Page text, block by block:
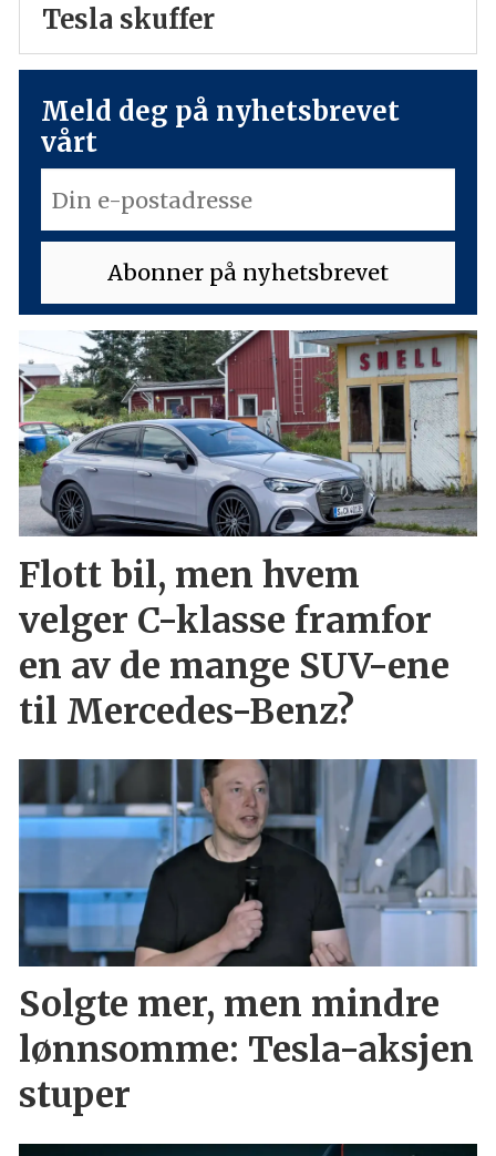
Tesla skuffer
Meld deg på nyhetsbrevet
vårt
Flott bil, men hvem
velger C-klasse framfor
en av de mange SUV-ene
til Mercedes-Benz?
Solgte mer, men mindre
lønnsomme: Tesla-aksjen
stuper